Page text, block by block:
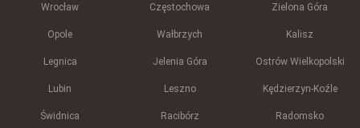
Wrocław Częstochowa Zielona Góra
Opole Wałbrzych Kalisz
Legnica Jelenia Góra Ostrów Wielkopolski
Lubin Leszno Kędzierzyn-Koźle
Świdnica Racibórz Radomsko